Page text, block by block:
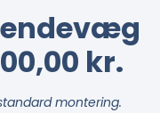
kr.
montering.